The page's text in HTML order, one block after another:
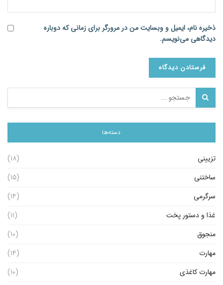
ذخیره نام، ایمیل و وبسایت من در مرورگر برای زمانی که دوباره
دیدگاهی می‌نویسم.
دسته‌ها
تزیینی
(۱۸)
ساختنی
(۱۵)
سرگرمی
(۱۴)
غذا و دستور پخت
(۱۱)
منجوق
(۱۰)
مهارت
(۱۴)
مهارت کاغذی
(۱۰)